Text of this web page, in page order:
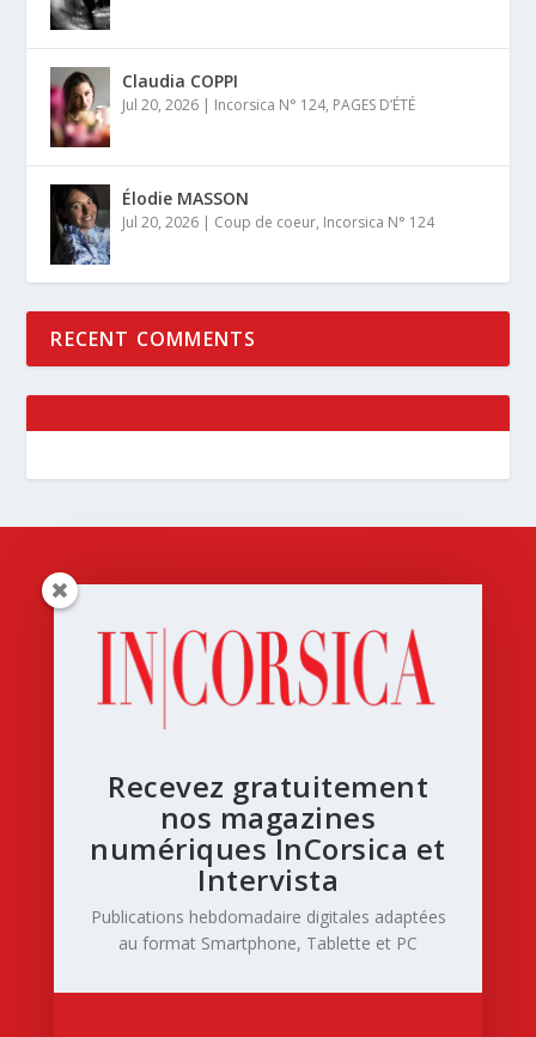
Claudia COPPI
Jul 20, 2026 | Incorsica N° 124, PAGES D’ÉTÉ
Élodie MASSON
Jul 20, 2026 | Coup de coeur, Incorsica N° 124
RECENT COMMENTS
Recevez gratuitement
nos magazines
numériques InCorsica et
Intervista
Publications hebdomadaire digitales adaptées
au format Smartphone, Tablette et PC